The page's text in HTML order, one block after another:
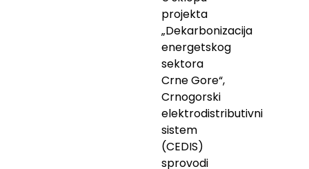
projekta
„Dekarbonizacija
energetskog
sektora
Crne Gore“,
Crnogorski
elektrodistributivni
sistem
(CEDIS)
sprovodi